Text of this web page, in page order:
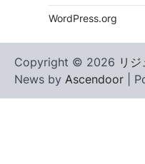
WordPress.org
Copyright © 2026 リ
News by Ascendoor |